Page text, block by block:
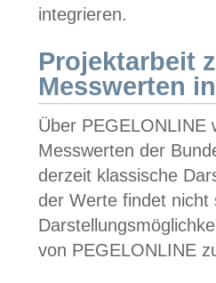
integrieren.
Projektarbeit
Messwerten
Über PEGELONLINE
Messwerten der
derzeit klassische
der Werte findet
von PEGELONLINE